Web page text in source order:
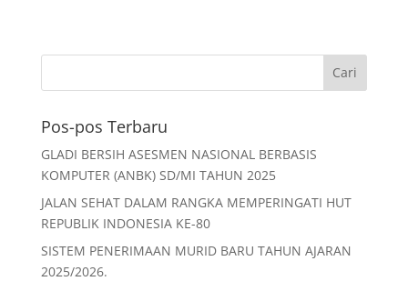
e
o
k
er l s e
Pos-pos Terbaru
GLADI BERSIH ASESMEN NASIONAL BERBASIS
KOMPUTER (ANBK) SD/MI TAHUN 2025
JALAN SEHAT DALAM RANGKA MEMPERINGATI HUT
REPUBLIK INDONESIA KE-80
SISTEM PENERIMAAN MURID BARU TAHUN AJARAN
2025/2026.